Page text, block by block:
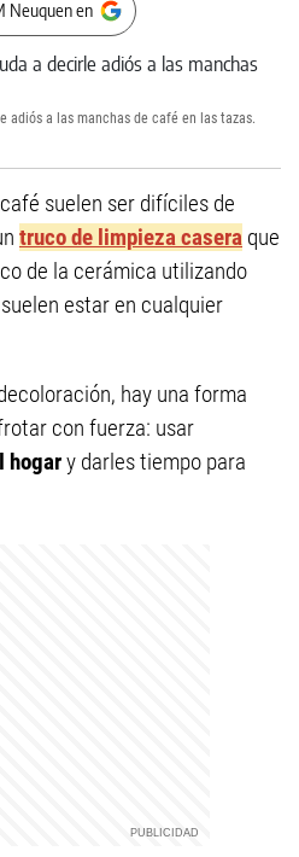
Neuquen en
adiós a las manchas de café en las tazas.
suelen ser difíciles de
truco de limpieza casera que
de la cerámica utilizando
estar en cualquier
hay una forma
con fuerza: usar
hogary darles tiempo para